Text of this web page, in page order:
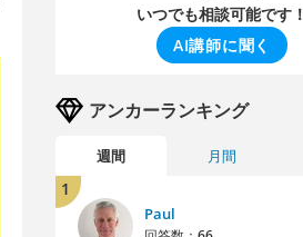
いつでも相談可能です！
AI講師に聞く
アンカーランキング
週間 月間
1
Paul